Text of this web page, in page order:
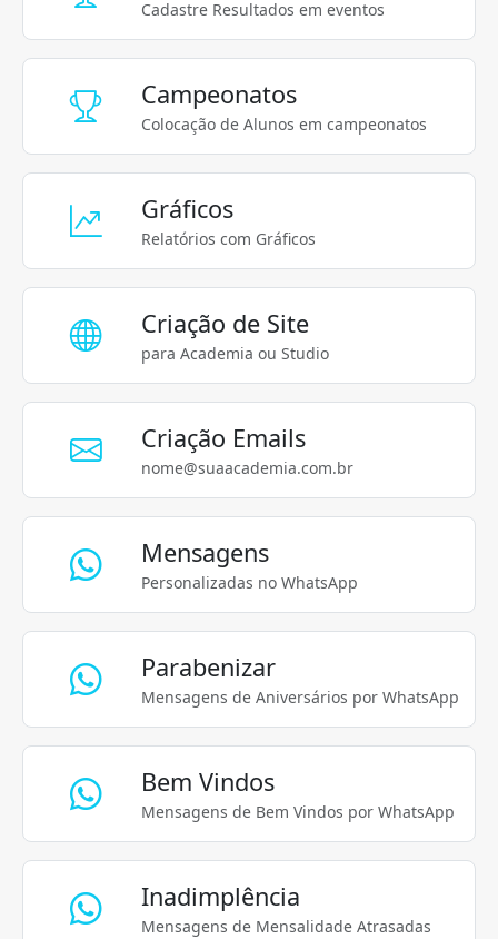
Cadastre Resultados em eventos
Campeonatos
Colocação de Alunos em campeonatos
Gráficos
Relatórios com Gráficos
Criação de Site
para Academia ou Studio
Criação Emails
nome@suaacademia.com.br
Mensagens
Personalizadas no WhatsApp
Parabenizar
Mensagens de Aniversários por WhatsApp
Bem Vindos
Mensagens de Bem Vindos por WhatsApp
Inadimplência
Mensagens de Mensalidade Atrasadas